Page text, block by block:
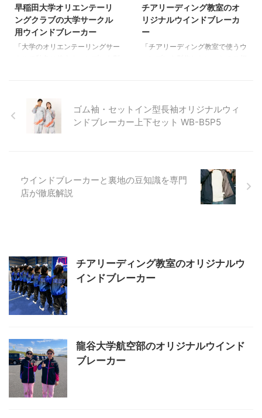
トップスはオプションのフード加
工。フードの内側に迷彩柄を入れ
ることで、濃い色でも重く見え
もアピールできる素敵なウインド
ブレーカーです。かなり温かいの
早稲田大学オリエンテーリ
ングクラブの大学サークル
用ウインドブレーカー
「大学のオリエンテーリングサー
スで地形を把握し、設定された地
点（コントロール）を通過してゴ
ールに到着するまでの時間を競う
際、「裏地が付いて暖かい」「機
能性」「ポケットがついている」
という条件やラフスケッチをいた
チアリーディング教室のオ
リジナルウインドブレーカ
ー
「チアリーディング教室で使うウ
トレーニニングを行い大会への参
加も精力的に行っている教室で
す。 ウインドブレーカー製作の
AIは見栄えのよい画像を生成でき
ますが、衣服として成立するか、
現実的に制作できるデザインなの
ゴム袖・セットイン型長袖オリジナルウィ
ンドブレーカー上下セット WB-B5P5
ウインドブレーカーと裏地の豆知識を専門
店が徹底解説
チアリーディング教室のオリジナルウ
インドブレーカー
龍谷大学航空部のオリジナルウインド
ブレーカー